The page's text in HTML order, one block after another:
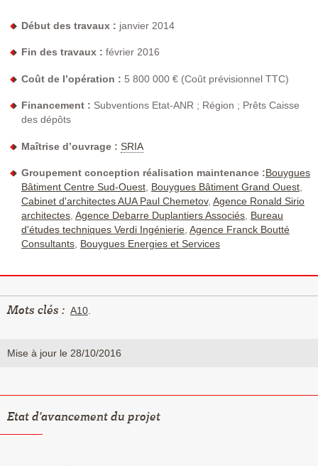
Début des travaux : janvier 2014
Fin des travaux : février 2016
Coût de l’opération : 5 800 000 € (Coût prévisionnel TTC)
Financement : Subventions Etat-ANR ; Région ; Prêts Caisse
des dépôts
Maîtrise d’ouvrage : SRIA
Groupement conception réalisation maintenance :Bouygues
Bâtiment Centre Sud-Ouest, Bouygues Bâtiment Grand Ouest,
Cabinet d'architectes AUA Paul Chemetov, Agence Ronald Sirio
architectes, Agence Debarre Duplantiers Associés, Bureau
d'études techniques Verdi Ingénierie, Agence Franck Boutté
Consultants, Bouygues Energies et Services
Mots clés : A10
Mise à jour le 28/10/2016
Etat d'avancement du projet